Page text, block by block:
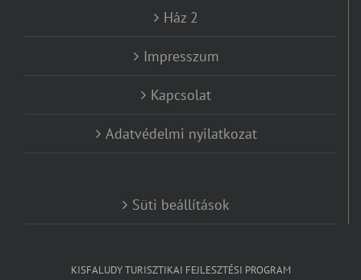
Ház 2
Impresszum
Kapcsolat
Adatvédelmi nyilatkozat
Süti beállítások
KISFALUDY TURISZTIKAI FEJLESZTÉSI PROGRAM